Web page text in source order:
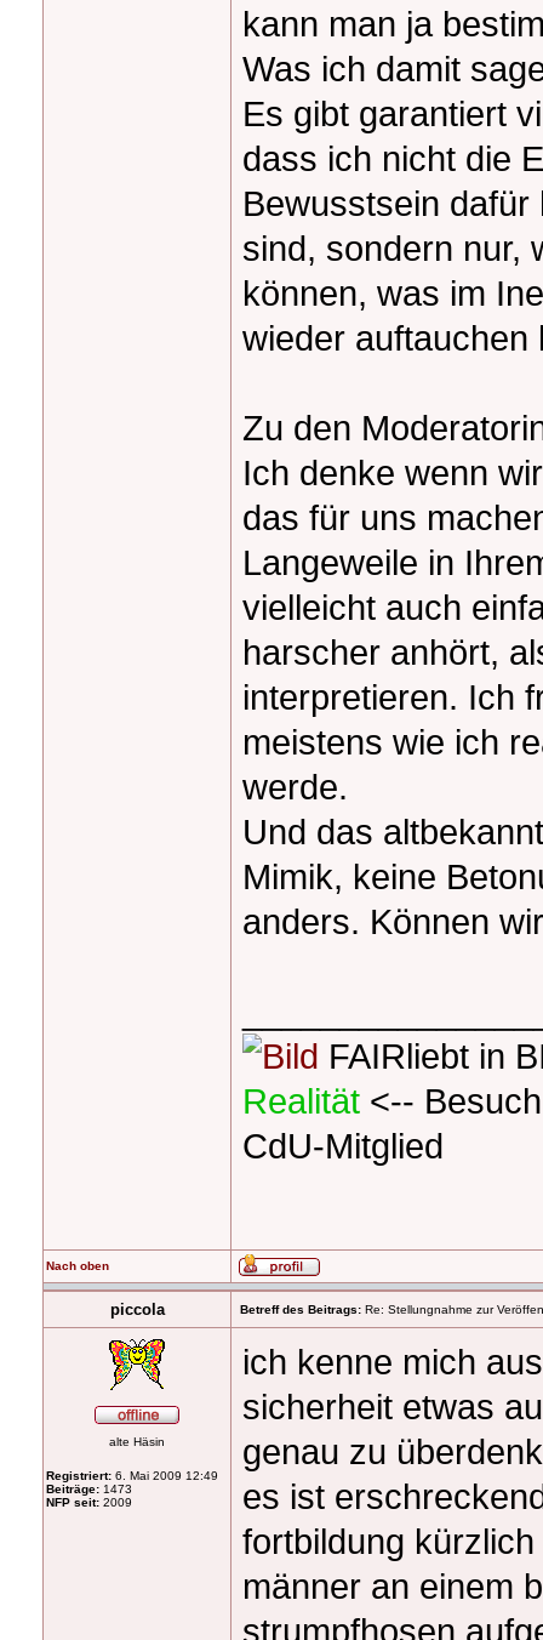
kann man ja
Was ich damit
Es gibt garantiert
dass ich nicht die
Bewusstsein
sind, sondern nur,
können, was im
wieder
Zu den
Ich denke wenn
das für uns
Langeweile in
vielleicht auch
harscher anhört,
interpretieren. Ich
meistens wie ich
werde.
Und das
Mimik, keine
anders. Können
FAIRliebt in
Realität <--
CdU-Mitglied
Nach oben
piccola Betreff des Beitrags: Re: Stellungnahme zur
alte Häsin
Registriert: 6. Mai 2009 12:49
Beiträge: 1473
NFP seit: 2009
ich kenne mich
sicherheit etwas
genau zu
es ist
fortbildung
männer an einem
strumpfhosen